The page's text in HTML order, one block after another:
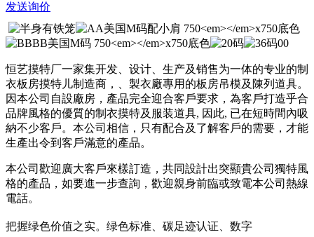
发送询价
恒艺摸特厂一家集开发、设计、生产及销售为一体的专业的制
衣板房摸特儿制造商，、製衣廠專用的板房吊模及陳列道具。
因本公司自設廠房，產品完全迎合客戶要求，為客戶打造乎合
品牌風格的優質的制衣摸特及服装道具, 因此, 已在短時間內吸
納不少客戶。本公司相信，只有配合及了解客戶的需要，才能
生產出令到客戶滿意的產品。
本公司歡迎廣大客戶來樣訂造，共同設計出突顯貴公司獨特風
格的產品，如要進一步查詢，歡迎親身前臨或致電本公司熱線
電話。
把握绿色价值之实。绿色标准、碳足迹认证、数字